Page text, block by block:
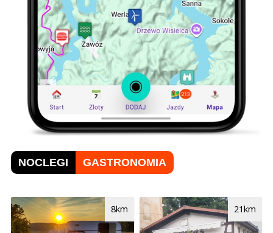
NOCLEGI GASTRONOMIA
8km 21km